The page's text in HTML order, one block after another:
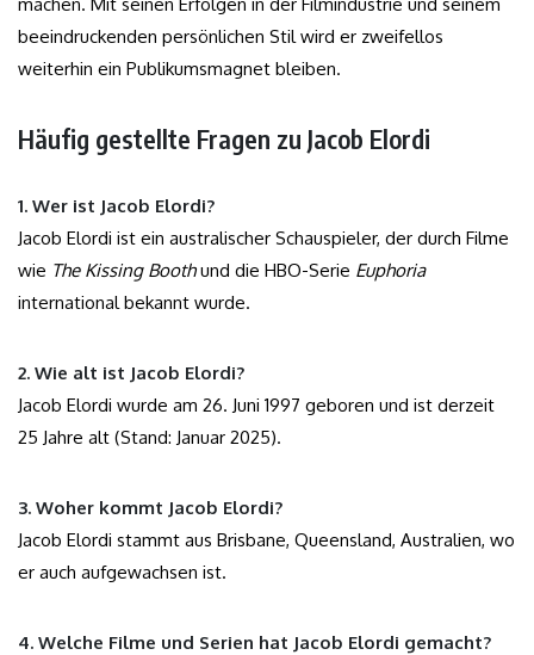
beeindruckenden persönlichen Stil wird er zweifellos
weiterhin ein Publikumsmagnet bleiben.
Häufig gestellte Fragen zu Jacob Elordi
1. Wer ist Jacob Elordi?
Jacob Elordi ist ein australischer Schauspieler, der durch Filme
wie The Kissing Boothund die HBO-Serie Euphoria
international bekannt wurde.
2. Wie alt ist Jacob Elordi?
Jacob Elordi wurde am 26. Juni 1997 geboren und ist derzeit
25 Jahre alt (Stand: Januar 2025).
3. Woher kommt Jacob Elordi?
Jacob Elordi stammt aus Brisbane, Queensland, Australien, wo
er auch aufgewachsen ist.
4. Welche Filme und Serien hat Jacob Elordi gemacht?